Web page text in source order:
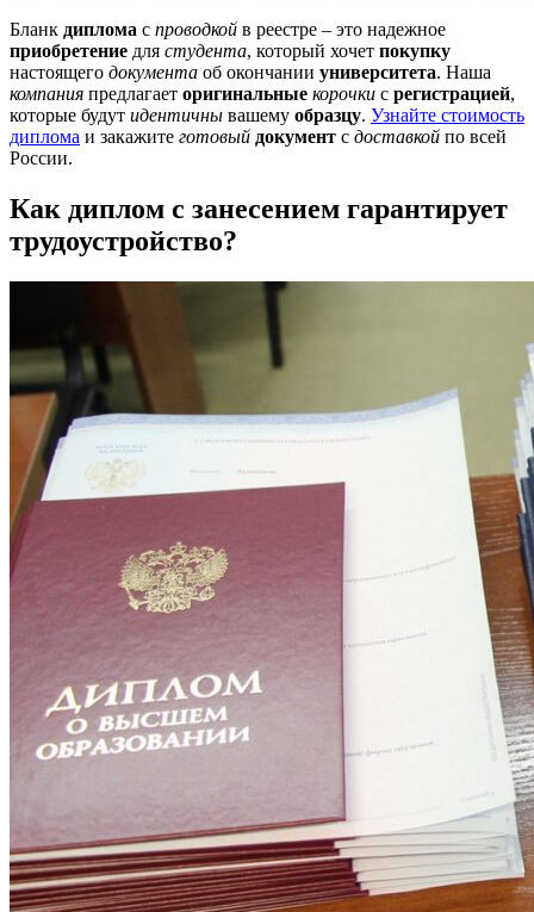
Бланк диплома с проводкой в реестре – это надежное
приобретение для студента, который хочет покупку
настоящего документа об окончании университета. Наша
компания предлагает оригинальные корочки с регистрацией,
которые будут идентичны вашему образцу. Узнайте стоимость
диплома и закажите готовый документ с доставкой по всей
России.
Как диплом с занесением гарантирует
трудоустройство?